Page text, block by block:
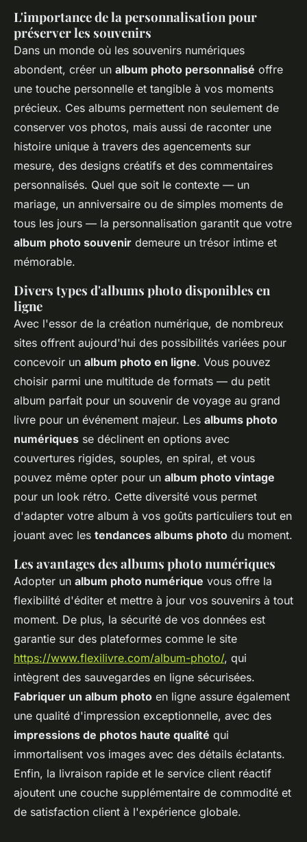
L'importance de la personnalisation pour
préserver les souvenirs
Dans un monde où les souvenirs numériques
abondent, créer un album photo personnalisé offre
une touche personnelle et tangible à vos moments
précieux. Ces albums permettent non seulement de
conserver vos photos, mais aussi de raconter une
histoire unique à travers des agencements sur
mesure, des designs créatifs et des commentaires
personnalisés. Quel que soit le contexte — un
mariage, un anniversaire ou de simples moments de
tous les jours — la personnalisation garantit que votre
album photo souvenir demeure un trésor intime et
mémorable.
Divers types d'albums photo disponibles en
ligne
Avec l'essor de la création numérique, de nombreux
sites offrent aujourd'hui des possibilités variées pour
concevoir un album photo en ligne. Vous pouvez
choisir parmi une multitude de formats — du petit
album parfait pour un souvenir de voyage au grand
livre pour un événement majeur. Les albums photo
numériques se déclinent en options avec
couvertures rigides, souples, en spiral, et vous
pouvez même opter pour un album photo vintage
pour un look rétro. Cette diversité vous permet
d'adapter votre album à vos goûts particuliers tout en
jouant avec les tendances albums photo du moment.
Les avantages des albums photo numériques
Adopter un album photo numérique vous offre la
flexibilité d'éditer et mettre à jour vos souvenirs à tout
moment. De plus, la sécurité de vos données est
garantie sur des plateformes comme le site
https://www.flexilivre.com/album-photo/, qui
intègrent des sauvegardes en ligne sécurisées.
Fabriquer un album photo en ligne assure également
une qualité d'impression exceptionnelle, avec des
impressions de photos haute qualité qui
immortalisent vos images avec des détails éclatants.
Enfin, la livraison rapide et le service client réactif
ajoutent une couche supplémentaire de commodité et
de satisfaction client à l'expérience globale.